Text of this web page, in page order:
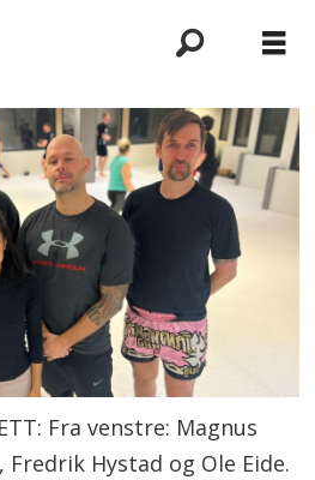
Fra venstre: Magnus
Hystad og Ole Eide.